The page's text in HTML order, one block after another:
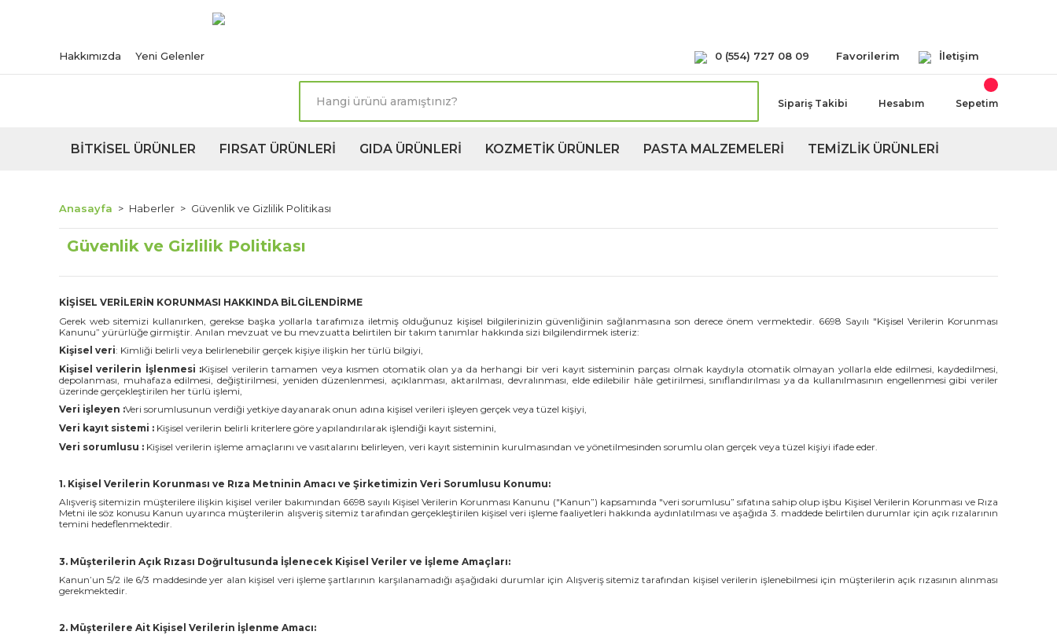
Hakkımızda Yeni Gelenler 0 (554) 727 08 09 Favorilerim İletişim
Sipariş Takibi Hesabım Sepetim
BİTKİSEL ÜRÜNLER FIRSAT ÜRÜNLERİ GIDA ÜRÜNLERİ KOZMETİK ÜRÜNLER PASTA MALZEMELERİ TEMİZLİK ÜRÜNLERİ
Anasayfa Haberler Güvenlik ve Gizlilik Politikası
Güvenlik ve Gizlilik Politikası
KİŞİSEL VERİLERİN KORUNMASI HAKKINDA BİLGİLENDİRME
Gerek web sitemizi kullanırken, gerekse başka yollarla tarafımıza iletmiş olduğunuz kişisel bilgilerinizin güvenliğinin sağlanmasına son derece önem vermektedir. 6698 Sayılı "Kişisel Verilerin Korunması
Kanunu” yürürlüğe girmiştir. Anılan mevzuat ve bu mevzuatta belirtilen bir takım tanımlar hakkında sizi bilgilendirmek isteriz:
Kişisel veri: Kimliği belirli veya belirlenebilir gerçek kişiye ilişkin her türlü bilgiyi,
Kişisel verilerin İşlenmesi :Kişisel verilerin tamamen veya kısmen otomatik olan ya da herhangi bir veri kayıt sisteminin parçası olmak kaydıyla otomatik olmayan yollarla elde edilmesi, kaydedilmesi,
depolanması, muhafaza edilmesi, değiştirilmesi, yeniden düzenlenmesi, açıklanması, aktarılması, devralınması, elde edilebilir hâle getirilmesi, sınıflandırılması ya da kullanılmasının engellenmesi gibi veriler
üzerinde gerçekleştirilen her türlü işlemi,
Veri işleyen :Veri sorumlusunun verdiği yetkiye dayanarak onun adına kişisel verileri işleyen gerçek veya tüzel kişiyi,
Veri kayıt sistemi : Kişisel verilerin belirli kriterlere göre yapılandırılarak işlendiği kayıt sistemini,
Veri sorumlusu : Kişisel verilerin işleme amaçlarını ve vasıtalarını belirleyen, veri kayıt sisteminin kurulmasından ve yönetilmesinden sorumlu olan gerçek veya tüzel kişiyi ifade eder.
1. Kişisel Verilerin Korunması ve Rıza Metninin Amacı ve Şirketimizin Veri Sorumlusu Konumu:
Alışveriş sitemizin müşterilere ilişkin kişisel veriler bakımından 6698 sayılı Kişisel Verilerin Korunması Kanunu ("Kanun”) kapsamında "veri sorumlusu” sıfatına sahip olup işbu Kişisel Verilerin Korunması ve Rıza
Metni ile söz konusu Kanun uyarınca müşterilerin alışveriş sitemiz tarafından gerçekleştirilen kişisel veri işleme faaliyetleri hakkında aydınlatılması ve aşağıda 3. maddede belirtilen durumlar için açık rızalarının
temini hedeflenmektedir.
3. Müşterilerin Açık Rızası Doğrultusunda İşlenecek Kişisel Veriler ve İşleme Amaçları:
Kanun’un 5/2 ile 6/3 maddesinde yer alan kişisel veri işleme şartlarının karşılanamadığı aşağıdaki durumlar için Alışveriş sitemiz tarafından kişisel verilerin işlenebilmesi için müşterilerin açık rızasının alınması
gerekmektedir.
2. Müşterilere Ait Kişisel Verilerin İşlenme Amacı: